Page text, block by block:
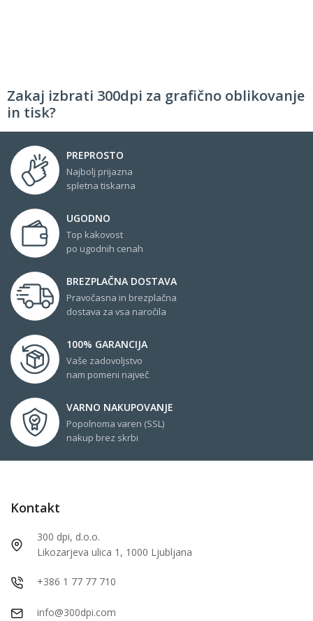
Zakaj izbrati 300dpi za grafično oblikovanje
in tisk?
PREPROSTO
Najbolj prijazna
spletna tiskarna
UGODNO
Top kakovost
po ugodnih cenah
BREZPLAČNA DOSTAVA
Pravočasna in brezplačna
dostava za vsa naročila
100% GARANCIJA
Vaše zadovoljstvo
nam pomeni največ
VARNO NAKUPOVANJE
Popolnoma varen (SSL)
nakup brez skrbi
Kontakt
300 dpi, d.o.o.
Likozarjeva ulica 1, 1000 Ljubljana
+386 1 77 77 710
info@300dpi.com